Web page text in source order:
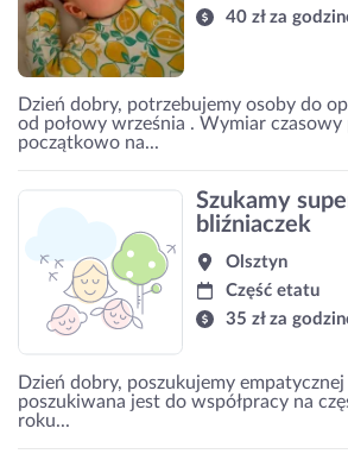
40 zł za
Dzień dobry, potrzebujemy osoby do
od połowy września . Wymiar czasowy
początkowo na...
Szukamy
bliźniaczek
Olsztyn
Część etatu
35 zł za
Dzień dobry, poszukujemy
poszukiwana jest do współpracy na
roku...